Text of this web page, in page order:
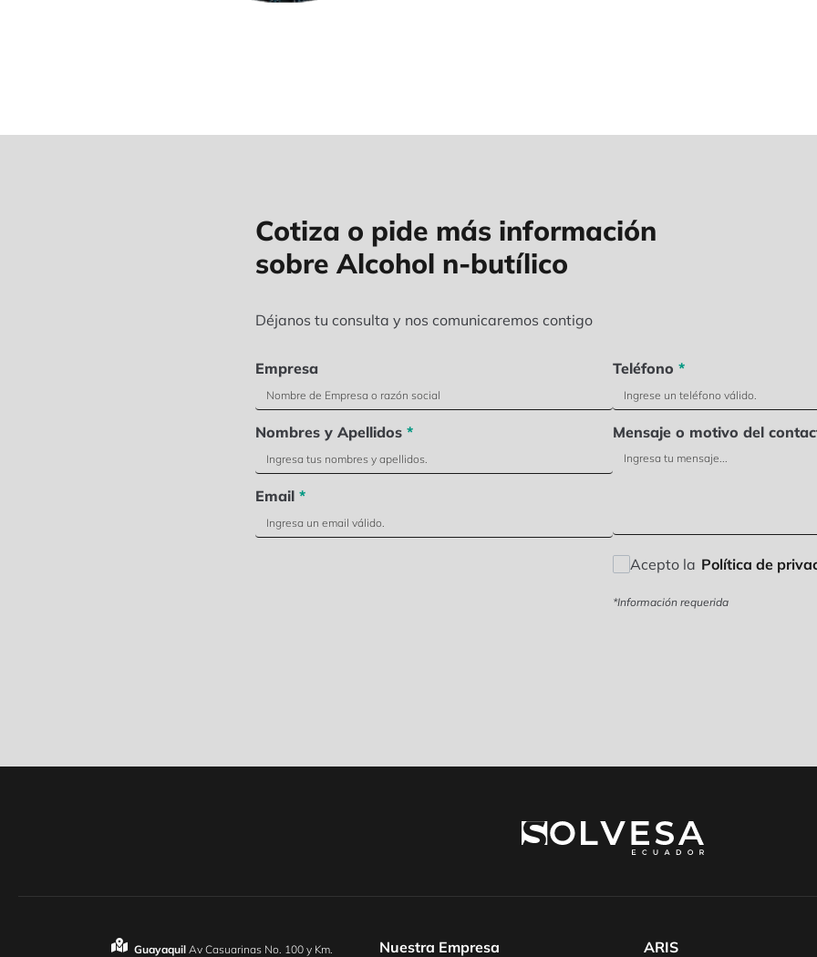
Cotiza o pide más información
sobre Alcohol n-butílico
Déjanos tu consulta y nos comunicaremos contigo
Empresa
Nombres y Apellidos*
Email*
Teléfono *
Mensaje o motivo del
Acepto la Política de
*Información requerida
Guayaquil Av Casuarinas No. 100 y Km. Nuestra Empresa ARIS